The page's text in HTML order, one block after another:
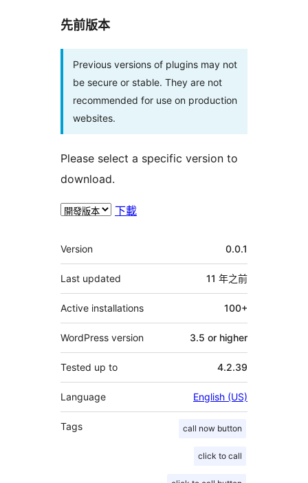
先前版本
Previous versions of plugins may not
be secure or stable. They are not
recommended for use on production
websites.
Please select a specific version to
download.
下載
其
它
Version 0.0.1
Last updated 11 年之前
Active installations 100+
WordPress version 3.5 or higher
Tested up to 4.2.39
Language English (US)
Tags call now button
click to call